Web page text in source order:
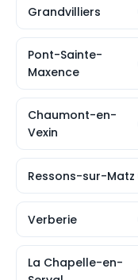
Grandvilliers
Pont-Sainte-
Maxence
Chaumont-en-
Vexin
Ressons-sur-Matz
Verberie
La Chapelle-en-